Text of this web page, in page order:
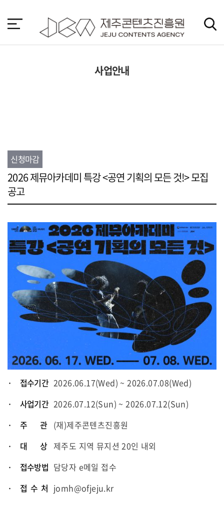
바
가
사업안내
신청마감
2026 제뮤아카데미 특강 <공연 기획의 모든 것!> 모집
공고
· 접수기간 2026.06.17(Wed) ~ 2026.07.08(Wed)
· 사업기간 2026.07.12(Sun) ~ 2026.07.12(Sun)
· 주 관 (재)제주콘텐츠진흥원
· 대 상 제주도 지역 뮤지션 20인 내외
· 접수방법 담당자 e메일 접수
· 접 수 처 jomh@ofjeju.kr